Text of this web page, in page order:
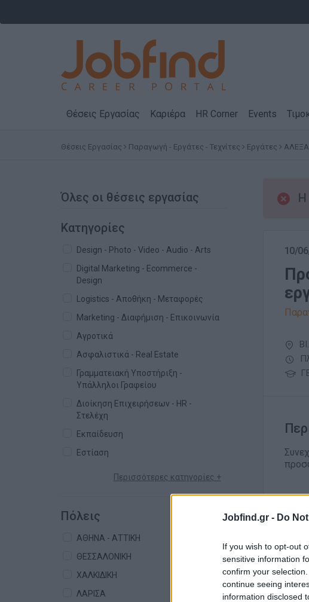
Jobfind.gr - Do
If you wish to opt-out
sensitive information
confirm your
continue seeing
information disclosed
Θέσεις Εργασίας Καριέρα HR Corner Events
Θέσεις Εργασίας Παραγωγή - Εργάτες - Τεχνίτες Εργάτες
Όλες οι θέσεις εργασίας
Κατηγορίες
Design - Photo - Video - Audio - Arts
Digital Marketing - Ecommerce -
Design
Logistics - Αποθήκη - Μεταφορές
Marketing - Διαφήμιση - Επικοινωνία
Αγροτικά
Ασφαλιστικά - Real Estate
Γραμματειακή Υποστήριξη -
Υπάλληλοι Γραφείου
Διοίκηση Επιχειρήσεων - HR -
Στελέχη
Εκπαίδευση
Εστίαση
Περισσότερες κατηγορίες +
Πόλεις
ΑΘΗΝΑ - ΑΤΤΙΚΗ
ΘΕΣΣΑΛΟΝΙΚΗ
ΧΑΛΚΙΔΙΚΗ
ΛΑΡΙΣΑ
Η
10/